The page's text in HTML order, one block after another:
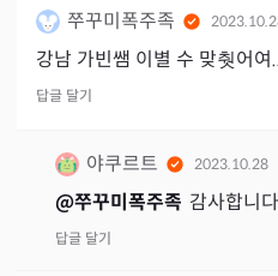
쭈꾸미폭주족
강남 가빈쌤 이별 수 맞췃어
답글 달기
야쿠르트 2023.10.28
@쭈꾸미폭주족 감사합니다
답글 달기